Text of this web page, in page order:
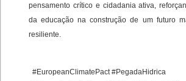
pensamento crítico e cidadania ativa,
da educação na construção de um futuro
resiliente.
#EuropeanClimatePact #PegadaHidrica